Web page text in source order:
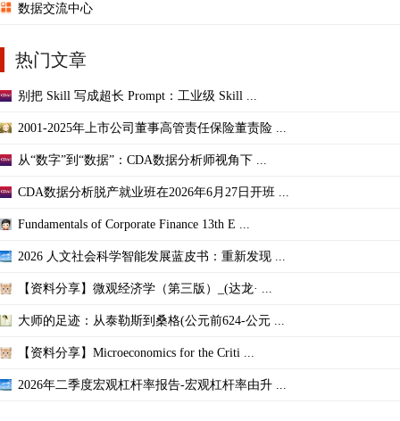
数据交流中心
热门文章
别把 Skill 写成超长 Prompt：工业级 Skill ...
2001-2025年上市公司董事高管责任保险董责险 ...
从“数字”到“数据”：CDA数据分析师视角下 ...
CDA数据分析脱产就业班在2026年6月27日开班 ...
Fundamentals of Corporate Finance 13th E ...
2026 人文社会科学智能发展蓝皮书：重新发现 ...
【资料分享】微观经济学（第三版）_(达龙· ...
大师的足迹：从泰勒斯到桑格(公元前624-公元 ...
【资料分享】Microeconomics for the Criti ...
2026年二季度宏观杠杆率报告-宏观杠杆率由升 ...